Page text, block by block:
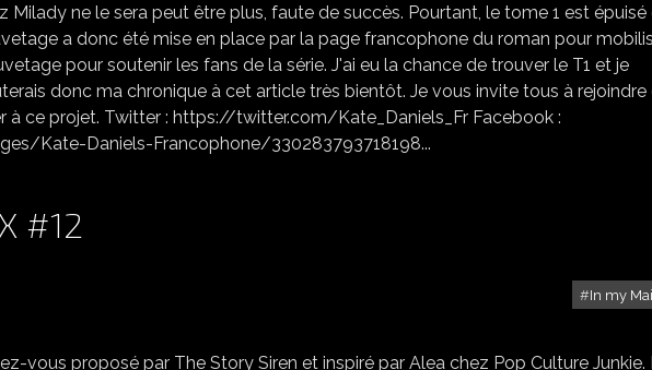
Milady ne le sera peut être plus, faute de succès. Pourtant, le tome 1 est épuisé
a donc été mise en place par la page francophone du roman pour
pour soutenir les fans de la série. J'ai eu la chance de trouver le T1 et je
donc ma chronique à cet article très bientôt. Je vous invite tous à rejoindre
à ce projet. Twitter : https://twitter.com/Kate_Daniels_Fr Facebook :
Kate-Daniels-Francophone/330283793718198...
#12
In my
IN MY MAILBOX #12
vous proposé par The Story Siren et inspiré par Alea chez Pop Culture Junkie.